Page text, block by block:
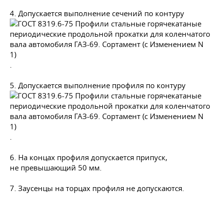
4. Допускается выполнение сечений по контуру
.
5. Допускается выполнение профиля по контуру
.
6. На концах профиля допускается припуск,
не превышающий 50 мм.
7. Заусенцы на торцах профиля не допускаются.